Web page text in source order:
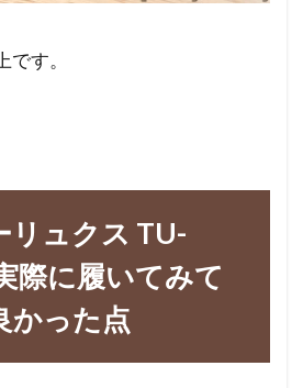
す。
リュクス TU-
際に履いてみて
かった点